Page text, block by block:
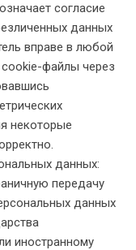
согласие
данных
вправе в любой
cookie-файлы через
некоторые
данных:
передачу
данных
иностранному